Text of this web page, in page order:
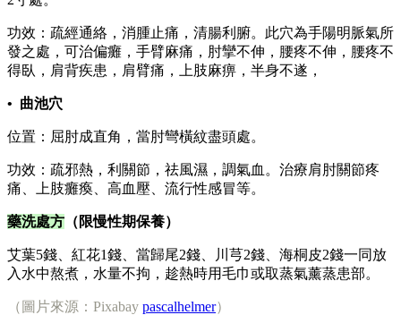
功效：疏經通絡，消腫止痛，清腸利腑。此穴為手陽明脈氣所
發之處，可治偏癱，手臂麻痛，肘攣不伸，腰疼不伸，腰疼不
得臥，肩背疾患，肩臂痛，上肢麻痹，半身不遂，
• 曲池穴
位置：屈肘成直角，當肘彎橫紋盡頭處。
功效：疏邪熱，利關節，祛風濕，調氣血。治療肩肘關節疼
痛、上肢癱瘓、高血壓、流行性感冒等。
藥洗處方 （限慢性期保養）
艾葉5錢、紅花1錢、當歸尾2錢、川芎2錢、海桐皮2錢一同放
入水中熬煮，水量不拘，趁熱時用毛巾或取蒸氣薰蒸患部。
（圖片來源：Pixabay pascalhelmer）